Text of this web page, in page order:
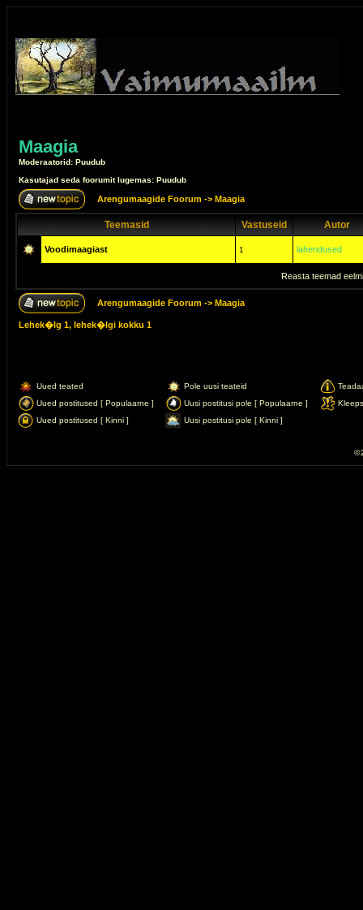
Maagia
Moderaatorid: Puudub
Kasutajad seda foorumit lugemas: Puudub
Arengumaagide Foorum -> Maagia
Teemasid Vastuseid Autor
Voodimaagiast 1 lahendused
Reasta teemad
Arengumaagide Foorum -> Maagia
Lehek�lg 1, lehek�lgi kokku 1
Uued teated Pole uusi teateid
Uued postitused [ Populaarne ]
Uusi postitusi pole [ Populaarne ]
Kleeps
Uued postitused [ Kinni ]
Uusi postitusi pole [ Kinni ]
©